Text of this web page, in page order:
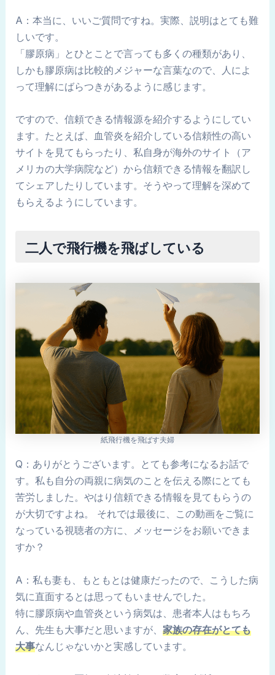
A：本当に、いいご質問ですね。実際、説明はとても難
しいです。
「膠原病」とひとことで言っても多くの種類があり、
しかも膠原病は比較的メジャーな言葉なので、人によ
って理解にばらつきがあるように感じます。
ですので、信頼できる情報源を紹介するようにしてい
ます。たとえば、血管炎を紹介している信頼性の高い
サイトを見てもらったり、私自身が海外のサイト（ア
メリカの大学病院など）から信頼できる情報を翻訳し
てシェアしたりしています。そうやって理解を深めて
もらえるようにしています。
二人で飛行機を飛ばしている
紙飛行機を飛ばす夫婦
Q：ありがとうございます。とても参考になるお話で
す。私も自分の両親に病気のことを伝える際にとても
苦労しました。やはり信頼できる情報を見てもらうの
が大切ですよね。 それでは最後に、この動画をご覧に
なっている視聴者の方に、メッセージをお願いできま
すか？
A：私も妻も、もともとは健康だったので、こうした病
気に直面するとは思ってもいませんでした。
特に膠原病や血管炎という病気は、患者本人はもちろ
ん、先生も大事だと思いますが、家族の存在がとても
大事なんじゃないかと実感しています。